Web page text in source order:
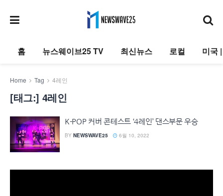
홈 뉴스웨이브25 TV 최신뉴스 로컬 미국
Home Tag 4레인
[태그:] 4레인
K-POP 커버 콘테스트 ‘4레인’ 댄스부문 우승
BY NEWSWAVE25 6월 10, 2022